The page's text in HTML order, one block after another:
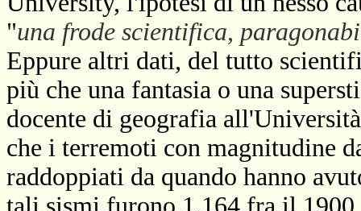
"una frode scientifica,
Eppure altri dati, del tutto
più che una fantasia o una
docente di geografia
che i terremoti con magnitudine
raddoppiati da quando hanno